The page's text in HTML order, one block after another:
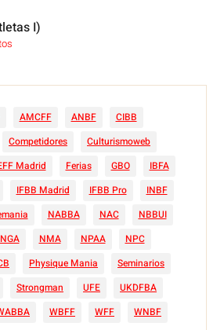
I)
AMCFF ANBF
CIBB
Competidores
Culturismoweb
Madrid Ferias GBO
IBFA
IFBB Madrid IFBB Pro
INBF
NABBA NAC
NBBUI
NGA NMA NPAA
NPC
Physique Mania
Seminarios
Strongman UFE
UKDFBA
WBFF WFF WNBF